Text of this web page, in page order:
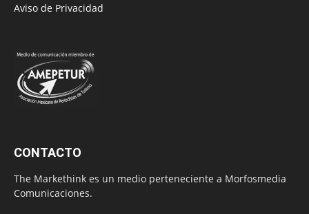
Aviso de Privacidad
CONTACTO
The Markethink es un medio perteneciente a Morfosmedia
Comunicaciones.